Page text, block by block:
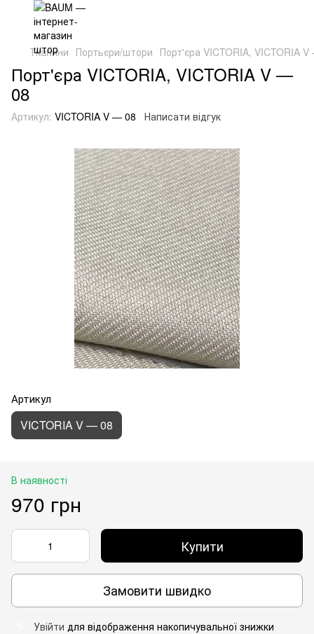
Тканини Портьєри/штори Порт'єра VICTORIA, VICTORIA
Порт'єра VICTORIA, VICTORIA V —
08
Артикул: VICTORIA V — 08 Написати відгук
Артикул
VICTORIA V — 08
В наявності
970 грн
Купити
Замовити швидко
Увійти для відображення накопичувальної знижки